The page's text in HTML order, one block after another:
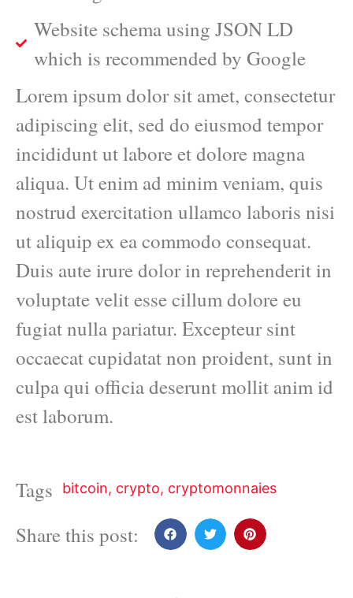
Website schema using JSON LD
which is recommended by Google
Lorem ipsum dolor sit amet, consectetur
adipiscing elit, sed do eiusmod tempor
incididunt ut labore et dolore magna
aliqua. Ut enim ad minim veniam, quis
nostrud exercitation ullamco laboris nisi
ut aliquip ex ea commodo consequat.
Duis aute irure dolor in reprehenderit in
voluptate velit esse cillum dolore eu
fugiat nulla pariatur. Excepteur sint
occaecat cupidatat non proident, sunt in
culpa qui officia deserunt mollit anim id
est laborum.
Tags bitcoin, crypto, cryptomonnaies
Share this post: